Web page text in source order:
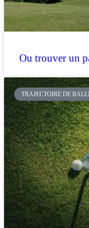
Ou trouver un
TRAJECTOIRE DE